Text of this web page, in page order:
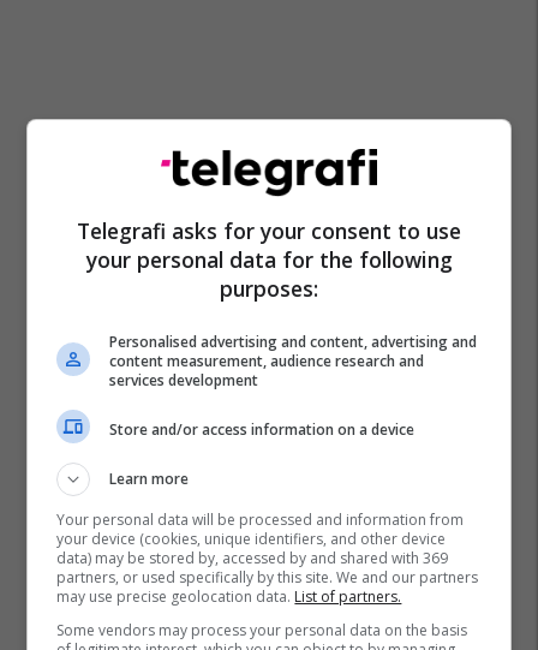
Telegrafi asks for your consent to use
your personal data for the following
purposes:
Personalised advertising and content, advertising and
content measurement, audience research and
services development
Store and/or access information on a device
Learn more
Your personal data will be processed and information from
your device (cookies, unique identifiers, and other device
data) may be stored by, accessed by and shared with 369
partners, or used specifically by this site. We and our partners
may use precise geolocation data. List of partners.
Some vendors may process your personal data on the basis